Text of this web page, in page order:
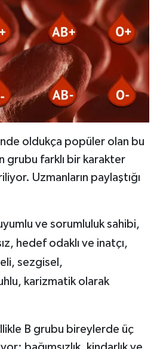
oldukça popüler olan bu
grubu farklı bir karakter
Uzmanların paylaştığı
ve sorumluluk sahibi,
hedef odaklı ve inatçı,
sezgisel,
karizmatik olarak
B grubu bireylerde üç